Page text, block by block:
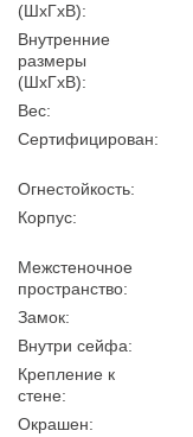
(ШхГхВ):
Внутренние
размеры
(ШхГхВ):
Вес:
Сертифицирован:
Огнестойкость:
Корпус:
Межстеночное
пространство:
Замок:
Внутри сейфа:
Крепление к
стене:
Окрашен: